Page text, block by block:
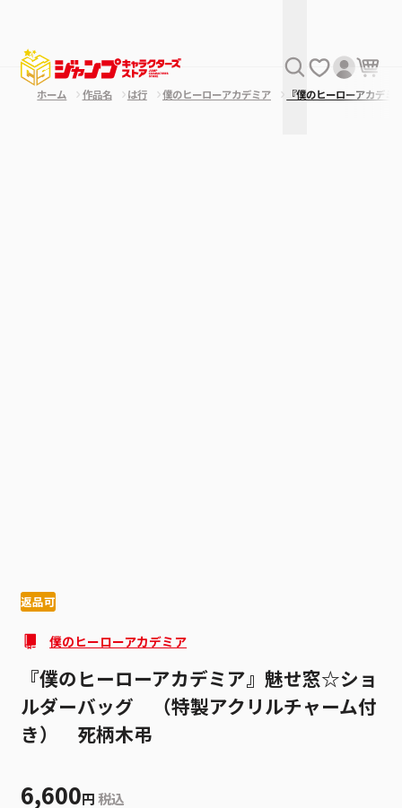
ホーム 作品名 は行 僕のヒーローアカデミア 『僕のヒーローアカデ
返品可
僕のヒーローアカデミア
『僕のヒーローアカデミア』魅せ窓☆ショ
ルダーバッグ （特製アクリルチャーム付
き） 死柄木弔
6,600円 税込